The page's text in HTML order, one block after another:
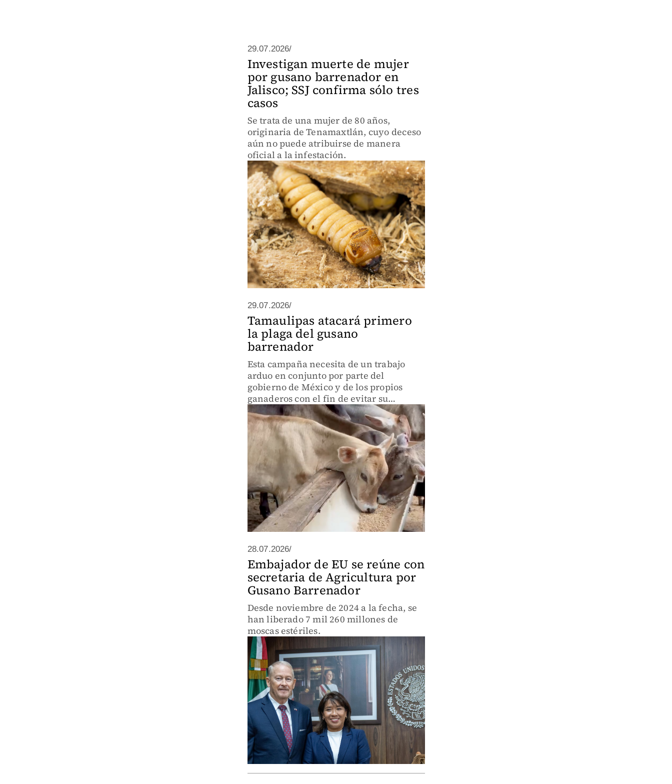
29.07.2026/
Investigan muerte de mujer
por gusano barrenador en
Jalisco; SSJ confirma sólo tres
casos
Se trata de una mujer de 80 años,
originaria de Tenamaxtlán, cuyo deceso
aún no puede atribuirse de manera
oficial a la infestación.
29.07.2026/
Tamaulipas atacará primero
la plaga del gusano
barrenador
Esta campaña necesita de un trabajo
arduo en conjunto por parte del
gobierno de México y de los propios
ganaderos con el fin de evitar su
propagación.
28.07.2026/
Embajador de EU se reúne con
secretaria de Agricultura por
Gusano Barrenador
Desde noviembre de 2024 a la fecha, se
han liberado 7 mil 260 millones de
moscas estériles.